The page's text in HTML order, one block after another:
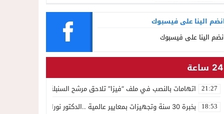
الينا على فيسبوك
الينا على فيسبوك
24 ساعة
21:27 اتهامات بالنصب في ملف “فيزا” تلاحق مرشح السنبلة بالدريوش..
18:53 بخبرة 30 سنة وتجهيزات بمعايير عالمية ..الدكتور نورالدين صبار يفتتح عيادته المتخصصة في جراحة العظام بالناظور